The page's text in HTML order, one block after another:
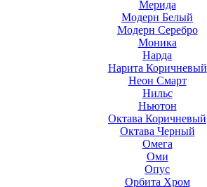
Мерида
Модерн Белый
Модерн Серебро
Моника
Нарда
Нарита Коричневый
Неон Смарт
Нильс
Ньютон
Октава Коричневый
Октава Черный
Омега
Оми
Опус
Орбита Хром